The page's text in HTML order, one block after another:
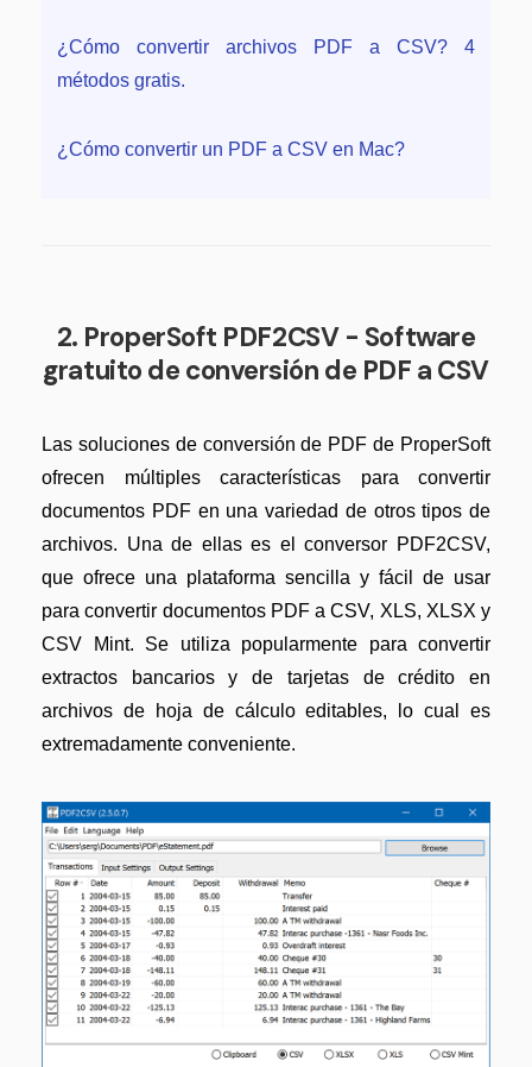
¿Cómo convertir archivos PDF a CSV? 4
métodos gratis.
¿Cómo convertir un PDF a CSV en Mac?
2. ProperSoft PDF2CSV - Software
gratuito de conversión de PDF a CSV
Las soluciones de conversión de PDF de ProperSoft
ofrecen múltiples características para convertir
documentos PDF en una variedad de otros tipos de
archivos. Una de ellas es el conversor PDF2CSV,
que ofrece una plataforma sencilla y fácil de usar
para convertir documentos PDF a CSV, XLS, XLSX y
CSV Mint. Se utiliza popularmente para convertir
extractos bancarios y de tarjetas de crédito en
archivos de hoja de cálculo editables, lo cual es
extremadamente conveniente.